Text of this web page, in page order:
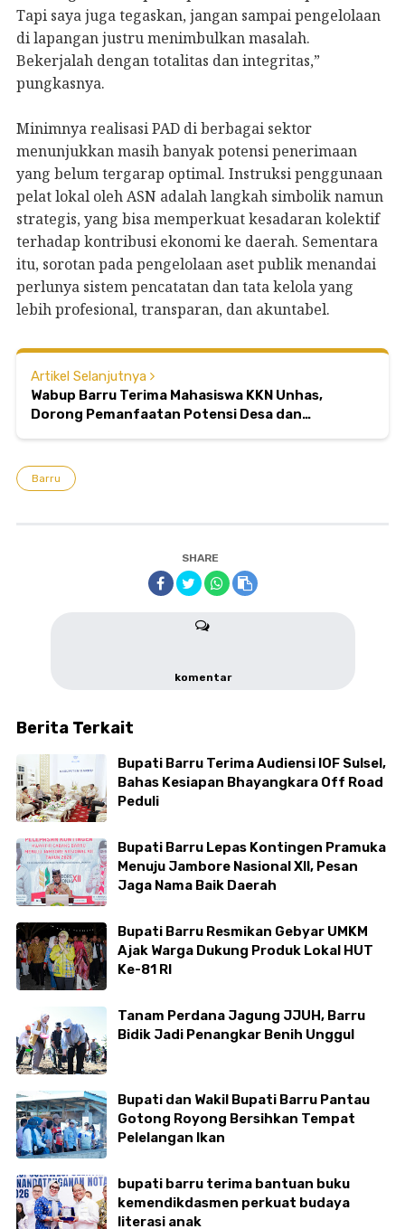
Tapi saya juga tegaskan, jangan sampai pengelolaan
di lapangan justru menimbulkan masalah.
Bekerjalah dengan totalitas dan integritas,”
pungkasnya.
Minimnya realisasi PAD di berbagai sektor
menunjukkan masih banyak potensi penerimaan
yang belum tergarap optimal. Instruksi penggunaan
pelat lokal oleh ASN adalah langkah simbolik namun
strategis, yang bisa memperkuat kesadaran kolektif
terhadap kontribusi ekonomi ke daerah. Sementara
itu, sorotan pada pengelolaan aset publik menandai
perlunya sistem pencatatan dan tata kelola yang
lebih profesional, transparan, dan akuntabel.
Artikel Selanjutnya
Wabup Barru Terima Mahasiswa KKN Unhas,
Dorong Pemanfaatan Potensi Desa dan
Barru
SHARE
komentar
Berita Terkait
Bupati Barru Terima Audiensi IOF Sulsel,
Bahas Kesiapan Bhayangkara Off Road
Peduli
Bupati Barru Lepas Kontingen Pramuka
Menuju Jambore Nasional XII, Pesan
Jaga Nama Baik Daerah
Bupati Barru Resmikan Gebyar UMKM
Ajak Warga Dukung Produk Lokal HUT
Ke-81 RI
Tanam Perdana Jagung JJUH, Barru
Bidik Jadi Penangkar Benih Unggul
Bupati dan Wakil Bupati Barru Pantau
Gotong Royong Bersihkan Tempat
Pelelangan Ikan
bupati barru terima bantuan buku
kemendikdasmen perkuat budaya
literasi anak